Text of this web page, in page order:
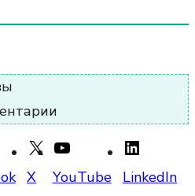
X YouTube LinkedIn